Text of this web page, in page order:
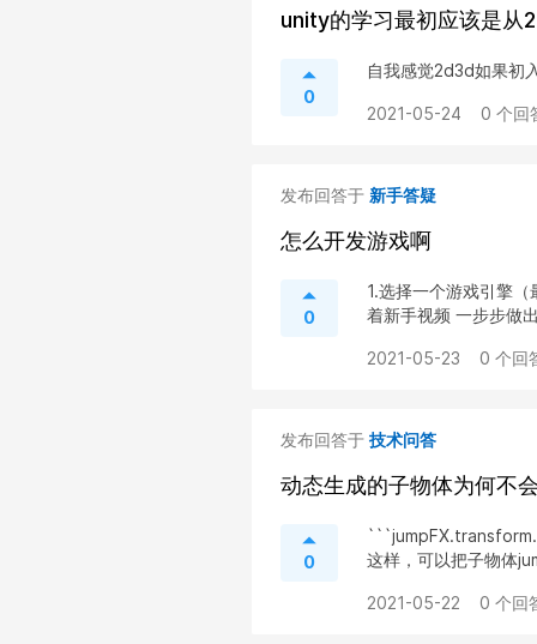
unity的学习最初应该是从
0
自我感觉2d3d如果初
2021-05-24 0 个回
发布回答于 新手答疑
怎么开发游戏啊
0
1.选择一个游戏引擎
着新手视频 一步步做
2021-05-23 0 个回
发布回答于 技术问答
动态生成的子物体为何不
0
这样，可以把子物体
2021-05-22 0 个回